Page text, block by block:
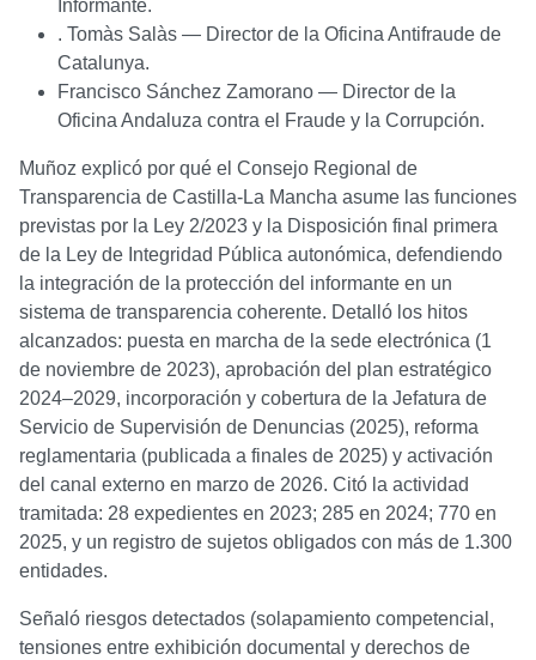
Informante.
. Tomàs Salàs — Director de la Oficina Antifraude de
Catalunya.
Francisco Sánchez Zamorano — Director de la
Oficina Andaluza contra el Fraude y la Corrupción.
Muñoz explicó por qué el Consejo Regional de
Transparencia de Castilla‑La Mancha asume las funciones
previstas por la Ley 2/2023 y la Disposición final primera
de la Ley de Integridad Pública autonómica, defendiendo
la integración de la protección del informante en un
sistema de transparencia coherente. Detalló los hitos
alcanzados: puesta en marcha de la sede electrónica (1
de noviembre de 2023), aprobación del plan estratégico
2024–2029, incorporación y cobertura de la Jefatura de
Servicio de Supervisión de Denuncias (2025), reforma
reglamentaria (publicada a finales de 2025) y activación
del canal externo en marzo de 2026. Citó la actividad
tramitada: 28 expedientes en 2023; 285 en 2024; 770 en
2025, y un registro de sujetos obligados con más de 1.300
entidades.
Señaló riesgos detectados (solapamiento competencial,
tensiones entre exhibición documental y derechos de